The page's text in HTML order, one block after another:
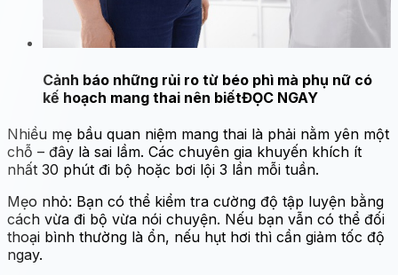
Cảnh báo những rủi ro từ béo phì mà phụ nữ có
kế hoạch mang thai nên biếtĐỌC NGAY
Nhiều mẹ bầu quan niệm mang thai là phải nằm yên một
chỗ – đây là sai lầm. Các chuyên gia khuyến khích ít
nhất 30 phút đi bộ hoặc bơi lội 3 lần mỗi tuần.
Mẹo nhỏ: Bạn có thể kiểm tra cường độ tập luyện bằng
cách vừa đi bộ vừa nói chuyện. Nếu bạn vẫn có thể đối
thoại bình thường là ổn, nếu hụt hơi thì cần giảm tốc độ
ngay.